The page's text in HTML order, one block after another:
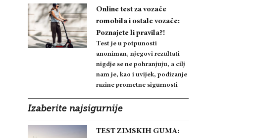
Online test za vozače
romobila i ostale vozače:
Poznajete li pravila?!
Test je u potpunosti
anoniman, njegovi rezultati
nigdje se ne pohranjuju, a cilj
nam je, kao i uvijek, podizanje
razine prometne sigurnosti
Izaberite najsigurnije
TEST ZIMSKIH GUMA: